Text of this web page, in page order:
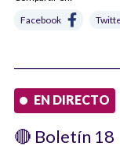
Facebook
EN DIRECTO
🔴 Boletín 18